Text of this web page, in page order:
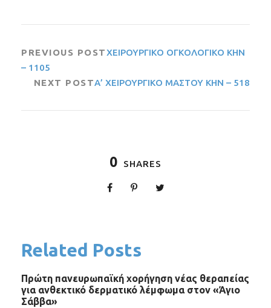
PREVIOUS POSTΧΕΙΡΟΥΡΓΙΚΟ ΟΓΚΟΛΟΓΙΚΟ ΚΗΝ
– 1105
NEXT POSTΑ’ ΧΕΙΡΟΥΡΓΙΚΟ ΜΑΣΤΟΥ ΚΗΝ – 518
0 SHARES
Related Posts
Πρώτη πανευρωπαϊκή χορήγηση νέας θεραπείας
για ανθεκτικό δερματικό λέμφωμα στον «Άγιο
Σάββα»